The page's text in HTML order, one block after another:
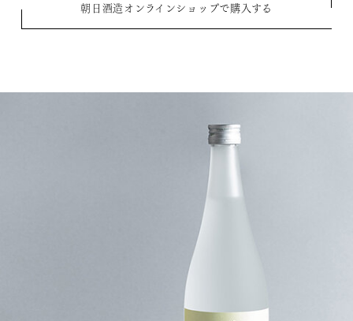
朝日酒造オンラインショップで購入する